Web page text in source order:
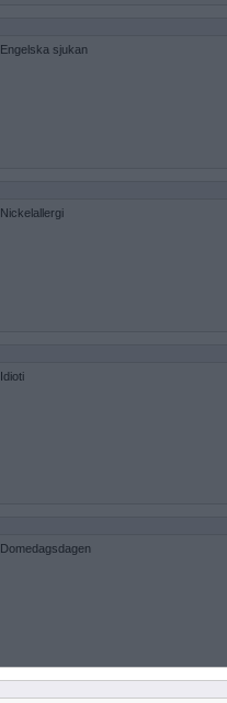
Engelska sjukan
Nickelallergi
Idioti
Domedagsdagen